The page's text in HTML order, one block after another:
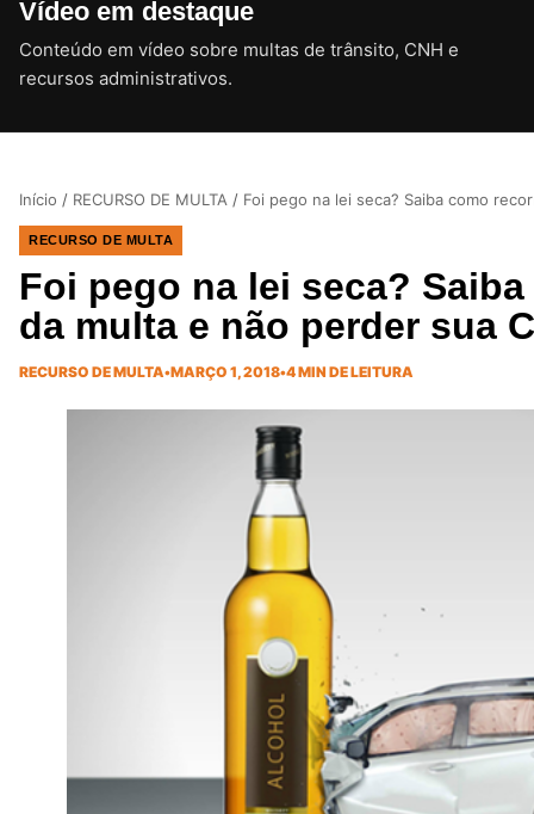
Vídeo em destaque
Conteúdo em vídeo sobre multas de trânsito, CNH e
recursos administrativos.CLIQUE PARA ATIVAR O SOM
Início / RECURSO DE MULTA / Foi pego na lei seca? Saiba como
RECURSO DE MULTA
Foi pego na lei seca?
da multa e não perder sua
RECURSO DE MULTA•MARÇO 1, 2018•4 MIN DE LEITURA